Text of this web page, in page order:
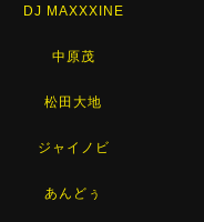
DJ MAXXXINE
中原茂
松田大地
ジャイノビ
あんどぅ